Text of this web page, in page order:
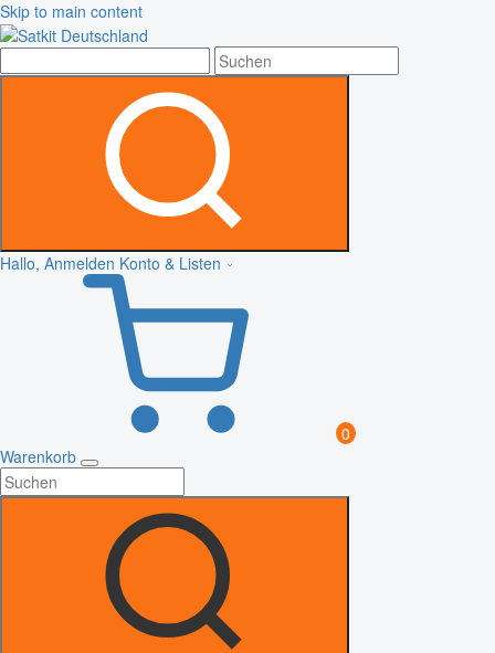
Skip to main content
Hallo, Anmelden Konto & Listen
0
Warenkorb